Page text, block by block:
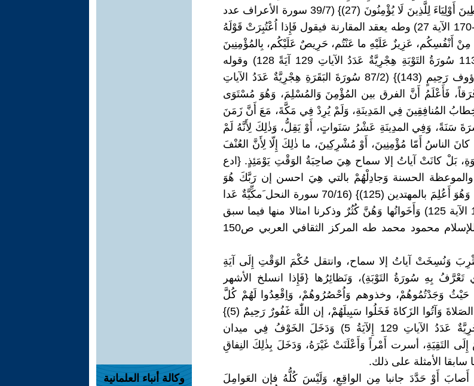
لَا تَرَوْنَهُمْ ۗ إِنَّا جَعَلْنَا الشَّيَاطِينَ أَوْلِيَاءَ لِلَّذِينَ لَا يُؤْمِنُونَ (27)} (39/7 سورة الأعراف عدد
الآيات 206 مكية عدا163-170 الآية 27) وطه يعقد المقارنة فيقول فَإِذا اُعْتُبِرَتْ قَوْلَهُ
أَنْفُسِكُم، عَزِيزٌ عَلَيْهِ ما عَنْتُم، حَرِيصٌ عَلَيْكُم، بِالمُؤْمِنِينَ
رَؤُوف رَحِيم (128)} (113/9 سُورَةُ التَوْبَةِ هِجْرِيَّةٌ عَدَدُ الآياتِ 129 آيَةً 128) وقوله
تعالى {إن اللّٰهَ بِالناسِ لرؤوف رَحِيمٍ (143)} (87/2 سُورَةَ البَقَرَةِ هِجْرِيَّةٌ عَدَدُ الآياتِ
فَرَقاً، فَأَعْلَمُ أَنَّ الفرق بين المُؤْمِنَ وَالمُسْلِمَ، وَهُوَ مُسْتَوَى
المُنافِقِينَ فِي المَدِينَةِ، وَلَمْ يُرِدْ فِي مَكَّةَ، مَعَ أَنَّ زَمَنَ
سَنَةً، وَفِي المدِينَةِ عَشْرُ سَنَواتٍ، أَوْ يَقِلُّ، وَذٰلِكَ لِأَنَّهُ لَمْ
كانَ الناسُ أَمّا مُؤْمِنِينَ، أَوْ مُشْرِكِينَ، ما ذٰلِكَ إِلّا لِأَنَّ العُنْفَ
بَلْ كانَتْ آياتُ إلا سماح هِيَ صاحِبَةُ الوَقْتِ يَوْمَئِذٍ. {ادع
والموعظة الحسنة وَجادِلْهُمْ بالتي هِيَ احسن إن رَبَّكَ هُوَ
أَعُلِمْ بِمَنْ ضَلَّ عَنْ سبيله وَهُوَ أَعُلِمَ بالمهتدين (125)} (70/16 سورة النحل َمكِّيَّةٌ عَدا
126-128 عَدَدُ الآياتِ 128 الآية 125) وَأَخَواتُها وَهُنَّ كُثُرٌ وذكرنا امثالا منها فيما سبق
(نحو مشروع مستقبلي للإسلام محمود محمد طه المركز الثقافي العربي ص150
وَنُسِخَتْ آياتُ إلا سماح، وانتقل حُكْمَ الوَقْتِ إِلَى آيَةِ
بِهِ سُورَةُ التَوْبَةِ)، وَنَظائِرُها {فَإِذا انسلخ الأشهر
حَيْثُ وَجَدْتُمُوهُمْ، وخذوهم وَاُحْصُرُوهُمْ، وَاِقْعِدُوا لَهُمْ كُلَّ
مَرْصَدٍ. فإن تابوا وَأَقامُوا الصَلاةَ وَآتُوا الزَكاةَ فَخَلُوا سَبِيلَهُمْ، إن اللّٰهَ غَفُورٌ رَحِيمٌ (5)}
(113/9 سُورَةُ التَوْبَةِ هِجْرِيَّةٌ عَدَدُ الآياتِ 129 إِلآيَةُ 5) وَدَخَلَ الخَوْفُ فِي ميدان
التَقِيَةِ، أسرت أَمْراً وَأَعْلَنَتْ غَيْرَهُ، وَدَخَلَ بِذٰلِكَ النِفاقِ
سابقا الأمثلة على ذلك.
أَصابَ أَوْ حَدَّدَ جانبا مِن الواقِعِ، وَلَيْسَ كُلُّهُ فإن العَوامِلَ
وكالة أنباء العلمانية